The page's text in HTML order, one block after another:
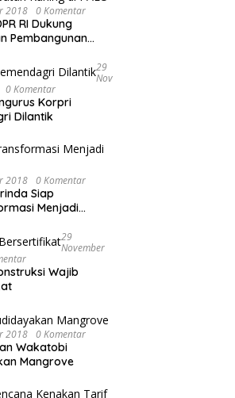
2018 0 Komentar
RI Dukung
Pembangunan
29
Nov
0 Komentar
Korpri
Dilantik
2018 0 Komentar
Siap
Menjadi
29
November
Wajib
2018 0 Komentar
Wakatobi
Mangrove